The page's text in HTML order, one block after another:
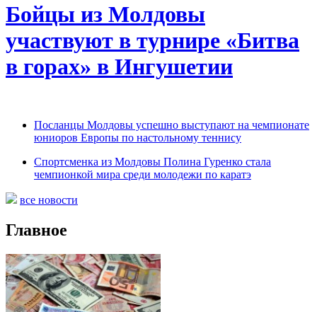
Бойцы из Молдовы
участвуют в турнире «Битва
в горах» в Ингушетии
Посланцы Молдовы успешно выступают на чемпионате
юниоров Европы по настольному теннису
Спортсменка из Молдовы Полина Гуренко стала
чемпионкой мира среди молодежи по каратэ
все новости
Главное